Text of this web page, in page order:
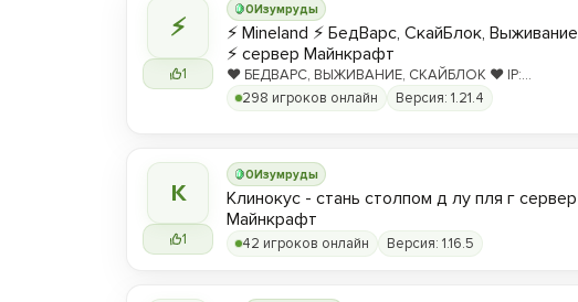
⚡
1
0Изумруды
⚡ Mineland ⚡ БедВарс, СкайБлок, Выживание
⚡ сервер Майнкрафт
❤️ БЕДВАРС, ВЫЖИВАНИЕ, СКАЙБЛОК ❤️ IP:
hype.play-ml.ru ❤️
298 игроков онлайн Версия: 1.21.4
К
1
0Изумруды
Клинокус - стань столпом д лу пля г сервер
Майнкрафт
42 игроков онлайн Версия: 1.16.5